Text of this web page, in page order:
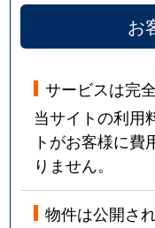
お
サービスは完
当サイトの利用
トがお客様に費
りません。
物件は公開さ